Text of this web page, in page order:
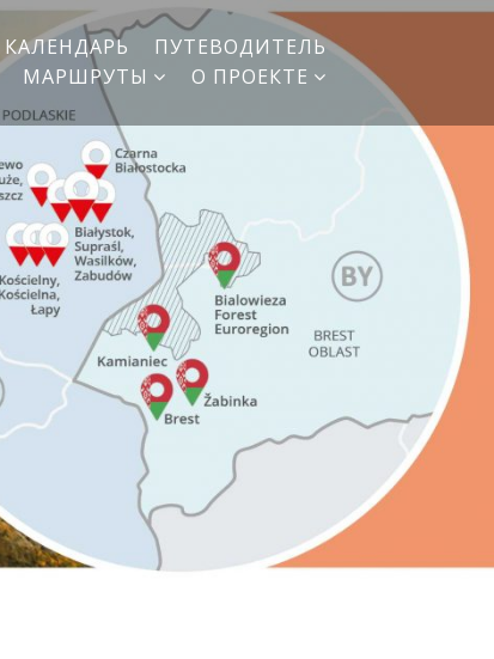
КАЛЕНДАРЬ
ПУТЕВОДИТЕЛЬ
МАРШРУТЫ
О ПРОЕКТЕ